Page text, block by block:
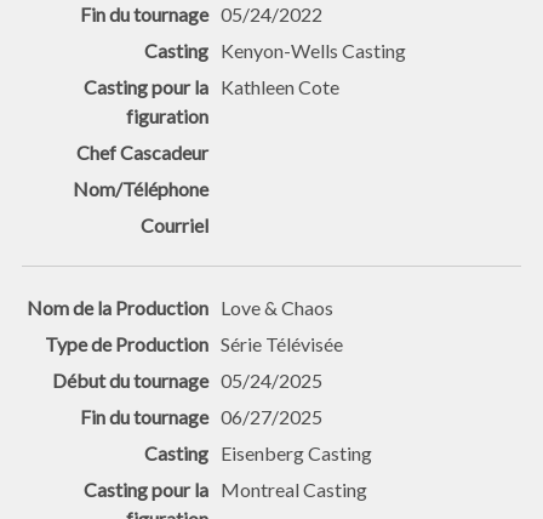
05/24/2022
Kenyon-Wells Casting
Kathleen Cote
Love & Chaos
Série Télévisée
05/24/2025
06/27/2025
Eisenberg Casting
Montreal Casting